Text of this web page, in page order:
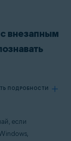
внезапным
ПОДРОБНОСТИ
если